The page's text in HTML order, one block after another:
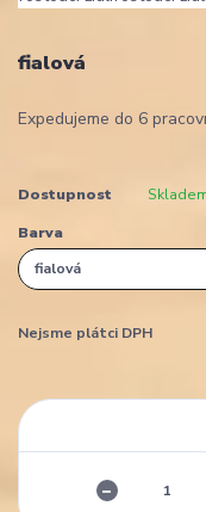
fialová
Expedujeme do 6
Dostupnost
Barva
Nejsme plátci DPH